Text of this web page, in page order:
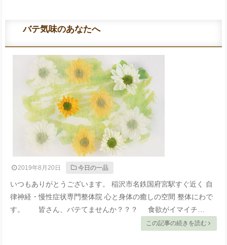
バテ気味のあなたへ
2019年8月20日 今日の一品
いつもありがとうございます。 稲沢市名鉄国府宮駅すぐ近く 自
律神経・慢性症状専門整体院 心と身体の癒しの空間 整体にわで
す。 皆さん、バテてませんか？？？ 食欲がイマイチ…
この記事の続きを読む